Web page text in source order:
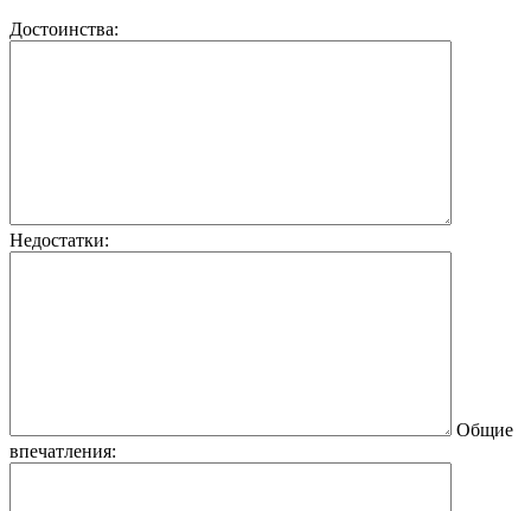
Достоинства:
Недостатки:
Общие
впечатления: